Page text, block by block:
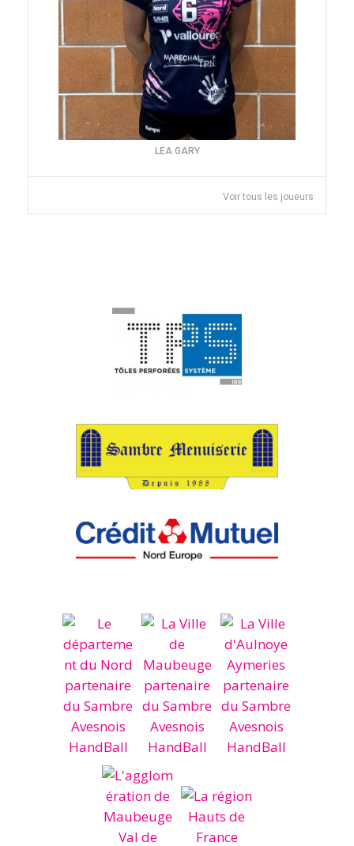
LEA GARY
Voir tous les joueurs